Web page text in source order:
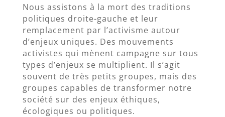
Nous assistons à la mort des traditions
politiques droite-gauche et leur
remplacement par l’activisme autour
d’enjeux uniques. Des mouvements
activistes qui mènent campagne sur tous
types d’enjeux se multiplient. Il s’agit
souvent de très petits groupes, mais des
groupes capables de transformer notre
société sur des enjeux éthiques,
écologiques ou politiques.